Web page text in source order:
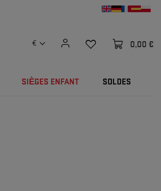
€ 0,00 €
SIÈGES ENFANT SOLDES